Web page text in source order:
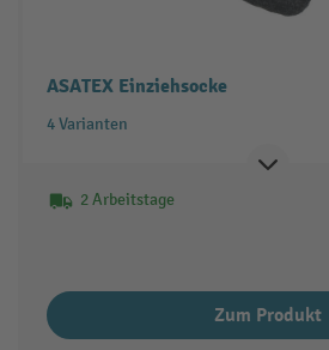
ASATEX Einziehsocke
4 Varianten
2 Arbeitstage
Zum Produkt